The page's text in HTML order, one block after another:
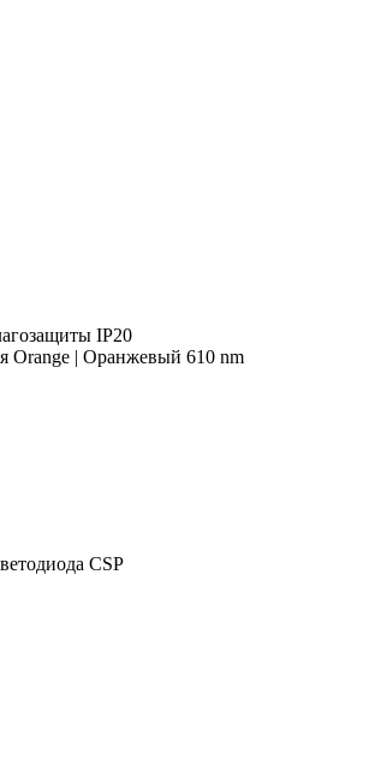
IP20
Orange | Оранжевый 610 nm
CSP